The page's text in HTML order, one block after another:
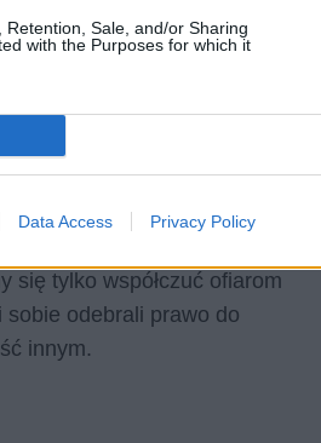
Sale, and/or Sharing
with the Purposes for which it
Data Access Privacy Policy
się tylko współczuć ofiarom
odebrali prawo do
innym.